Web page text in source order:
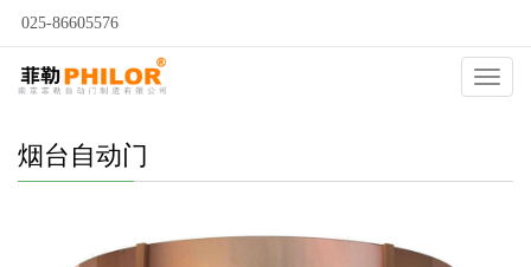
025-86605576
自动门
烟台自动门